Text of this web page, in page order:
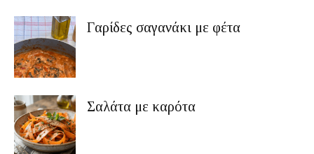
Γαρίδες σαγανάκι με φέτα
Σαλάτα με καρότα